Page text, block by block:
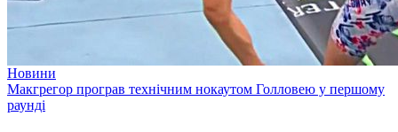
Новини
Макгрегор програв технічним нокаутом Голловею у першому
раунді